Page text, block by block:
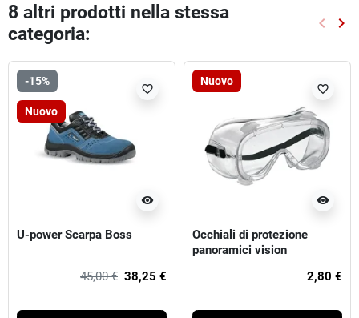
8 altri prodotti nella stessa
categoria:
keyboard_arrow_left keyboard_arrow_right
-15%
Nuovo
visibility
favorite_border
U-power Scarpa Boss
45,00 € 38,25 €
Nuovo
visibility
favorite_border
Occhiali di protezione
panoramici vision
2,80 €